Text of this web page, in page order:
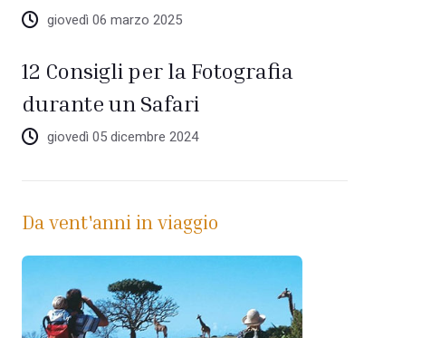
giovedì 06 marzo 2025
12 Consigli per la Fotografia
durante un Safari
giovedì 05 dicembre 2024
Da vent'anni in viaggio